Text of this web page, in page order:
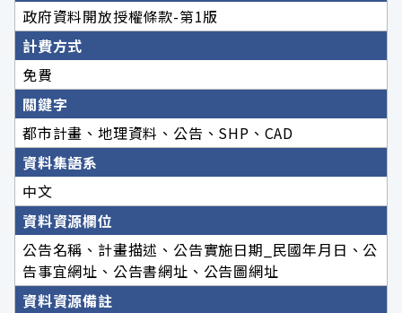
政府資料開放授權條款-第1版
計費方式
免費
關鍵字
都市計畫、地理資料、公告、SHP、CAD
資料集語系
中文
資料資源欄位
公告名稱、計畫描述、公告實施日期_民國年月日、公
告事宜網址、公告書網址、公告圖網址
資料資源備註